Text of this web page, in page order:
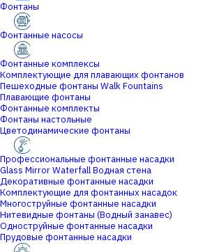
Фонтаны
Фонтанные насосы
Фонтанные комплексы
Комплектующие для плавающих фонтанов
Пешеходные фонтаны Walk Fountains
Плавающие фонтаны
Фонтанные комплекты
Фонтаны настольные
Цветодинамические фонтаны
Профессиональные фонтанные насадки
Glass Mirror Waterfall Водная стена
Декоративные фонтанные насадки
Комплектующие для фонтанных насадок
Многоструйные фонтанные насадки
Нитевидные фонтаны (Водный занавес)
Одноструйные фонтанные насадки
Прудовые фонтанные насадки